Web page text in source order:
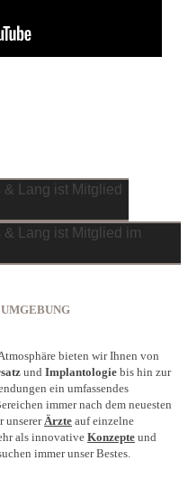
bieten wir Ihnen von
und Implantologie bis hin zur
ein umfassendes
immer nach dem neuesten
unserer Ärzte auf einzelne
als innovativeKonzepte und
immer unser Bestes.